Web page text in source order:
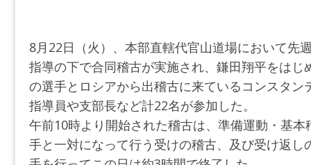
8月22日（火）、本部直轄代官山道場において先
指導の下で合同稽古が実施され、鎌田翔平をはじ
の選手とロシアから出稽古に来ているコンスタン
指導員や支部長など計22名が参加した。
午前10時より開始された稽古は、準備運動・基
手と一対になって行う受けの稽古、及び受け返し